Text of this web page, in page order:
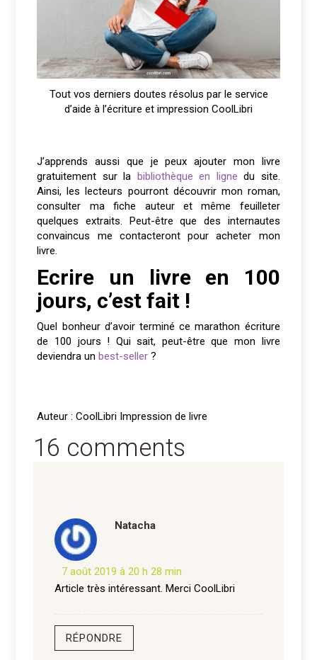
Tout vos derniers doutes résolus par le service
d’aide à l’écriture et impression CoolLibri
J’apprends aussi que je peux ajouter mon livre
gratuitement sur la
bibliothèque en ligne du site.
Ainsi, les lecteurs pourront découvrir mon roman,
consulter ma fiche auteur et même feuilleter
quelques extraits. Peut-être que des internautes
convaincus me contacteront pour acheter mon
livre.
Ecrire un livre en 100
jours, c’est fait !
Quel bonheur d’avoir terminé ce marathon écriture
de 100 jours ! Qui sait, peut-être que mon livre
deviendra un best-seller ?
Auteur : CoolLibri Impression de livre
16 comments
Natacha
7 août 2019 à 20 h 28 min
Article très intéressant. Merci CoolLibri
RÉPONDRE